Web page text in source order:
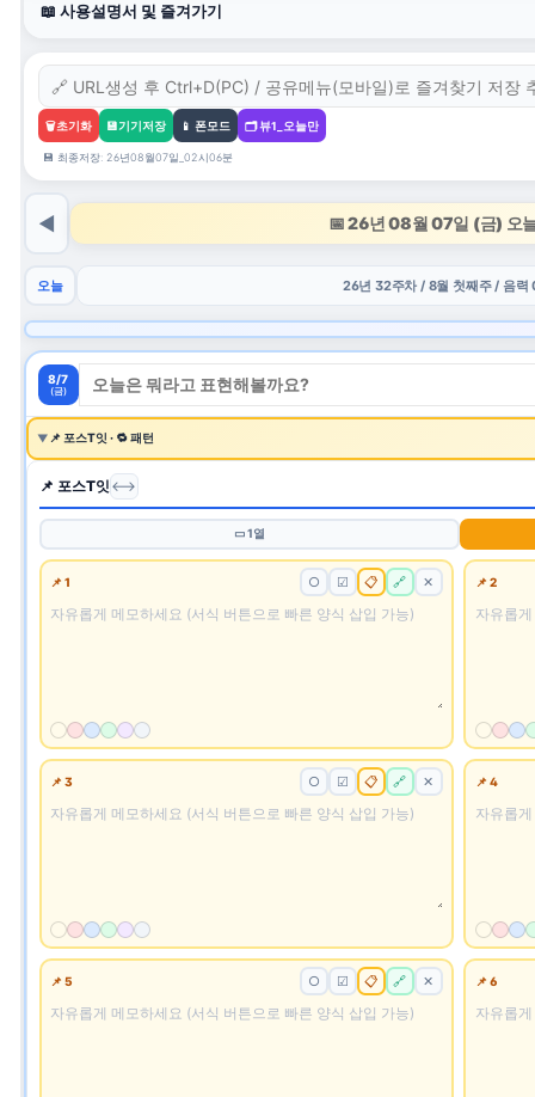
📖 사용설명서 및 즐겨가기
🗑️초기화 💾기기저장 📱 폰모드 🗂 뷰1_오늘만
💾 최종저장: 26년08월07일_02시06분
◀
오늘 26년 32주차 / 8월 첫째주 / 음력
8/7
(금)
▼ 📌 포스T잇 · 🔁 패턴
📌 포스T잇 ⟷
▭ 1열
📌 1 ○ ☑ 📋 🔗 ✕ 📌 2
📌 3 ○ ☑ 📋 🔗 ✕ 📌 4
📌 5 ○ ☑ 📋 🔗 ✕ 📌 6